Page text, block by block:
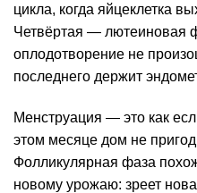
цикла, когда яйцеклетка
Четвёртая — лютеиновая
оплодотворение не
последнего держит
Менструация — это как
этом месяце дом не
Фолликулярная фаза
новому урожаю: зреет